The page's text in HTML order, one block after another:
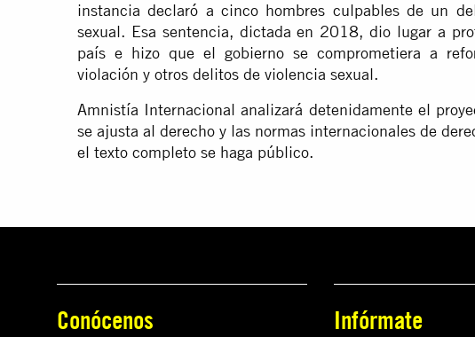
instancia declaró a cinco hombres culpables de un
sexual. Esa sentencia, dictada en 2018, dio lugar a
país e hizo que el gobierno se comprometiera a
violación y otros delitos de violencia sexual.
Amnistía Internacional analizará detenidamente el
se ajusta al derecho y las normas internacionales de
el texto completo se haga público.
Conócenos Infórmate